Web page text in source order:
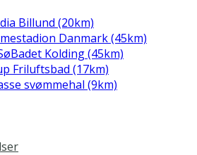
Billund (20km)
Danmark (45km)
Kolding (45km)
Friluftsbad (17km)
svømmehal (9km)